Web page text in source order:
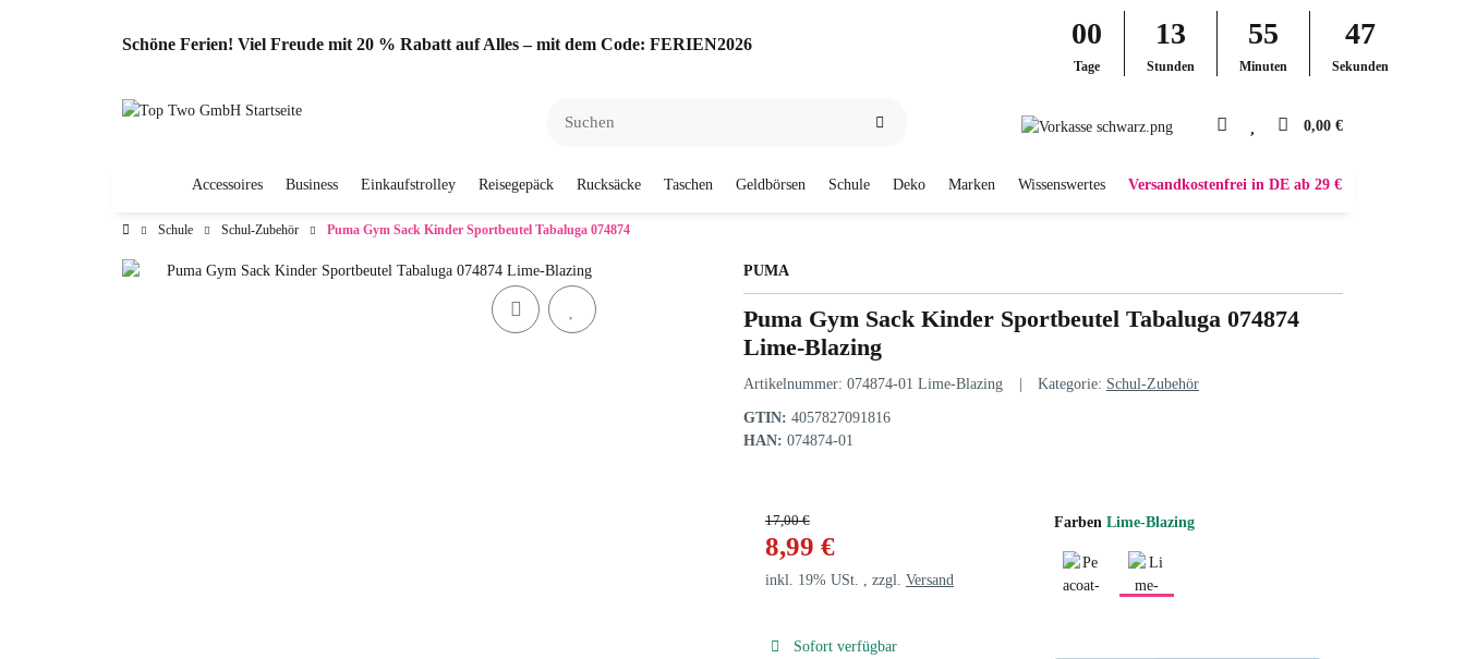
Schöne Ferien! Viel Freude mit 20 % Rabatt auf Alles – mit dem Code: FERIEN2026 00
Tage
13
Stunden
55
Minuten
46
Sekunden
0,00 €
Accessoires Business Einkaufstrolley Reisegepäck Rucksäcke Taschen Geldbörsen Schule Deko Marken Wissenswertes Versandkostenfrei in DE ab 29 €
Schule Schul-Zubehör Puma Gym Sack Kinder Sportbeutel Tabaluga 074874
PUMA
Puma Gym Sack Kinder Sportbeutel Tabaluga 074874
Lime-Blazing
Artikelnummer: 074874-01 Lime-Blazing Kategorie: Schul-Zubehör
GTIN: 4057827091816
HAN: 074874-01
17,00 €
8,99 €
inkl. 19% USt. , zzgl. Versand
Sofort verfügbar
Farben Lime-Blazing